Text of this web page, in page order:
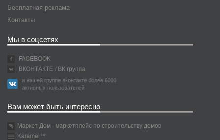
Бесплатная реклама
Контакты
Мы в соцсетях
FACEBOOK
ВКОНТАКТЕ / ВК группа
в нашей группе вконтакте более 6000
активных пользователей
Вам может быть интересно
Маркет Дом - маркетплейс по строительству домов
Karamel™